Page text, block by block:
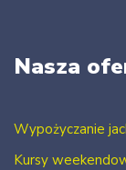
Nasza
Wypożyczanie
Kursy